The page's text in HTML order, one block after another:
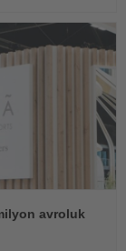
avroluk